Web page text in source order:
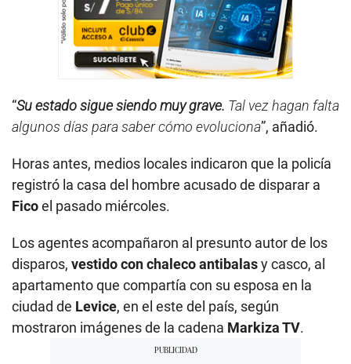
“Su estado sigue siendo muy grave. Tal vez hagan falta
algunos días para saber cómo evoluciona”, añadió.
Horas antes, medios locales indicaron que la policía
registró la casa del hombre acusado de disparar a
Ficoel pasado miércoles.
Los agentes acompañaron al presunto autor de los
disparos, vestido con chaleco antibalasy casco, al
apartamento que compartía con su esposa en la
ciudad de Levice, en el este del país, según
mostraron imágenes de la cadena Markiza TV.